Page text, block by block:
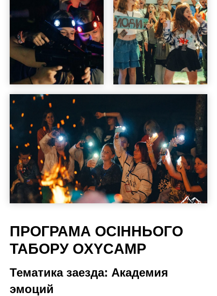
ПРОГРАМА ОСІННЬОГО
ТАБОРУ OXYCAMP
Тематика заезда: Академия
эмоций